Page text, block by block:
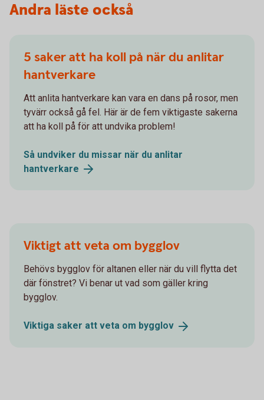
Andra läste också
5 saker att ha koll på när du anlitar
hantverkare
Att anlita hantverkare kan vara en dans på rosor, men
tyvärr också gå fel. Här är de fem viktigaste sakerna
att ha koll på för att undvika problem!
Så undviker du missar när du anlitar
hantverkare
Viktigt att veta om bygglov
Behövs bygglov för altanen eller när du vill flytta det
där fönstret? Vi benar ut vad som gäller kring
bygglov.
Viktiga saker att veta om bygglov